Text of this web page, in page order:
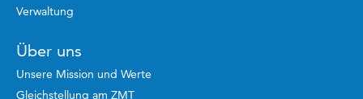
Verwaltung
Über uns
Unsere Mission und Werte
Gleichstellung am ZMT